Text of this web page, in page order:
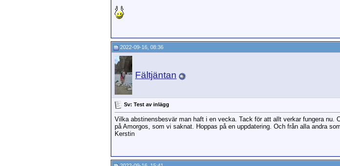
2022-09-16, 08:36
Fältjäntan
Sv: Test av inlägg
Vilka abstinensbesvär man haft i en vecka. Tack för att allt verkar fungera
på Amorgos, som vi saknat. Hoppas på en uppdatering. Och från alla andra
Kerstin